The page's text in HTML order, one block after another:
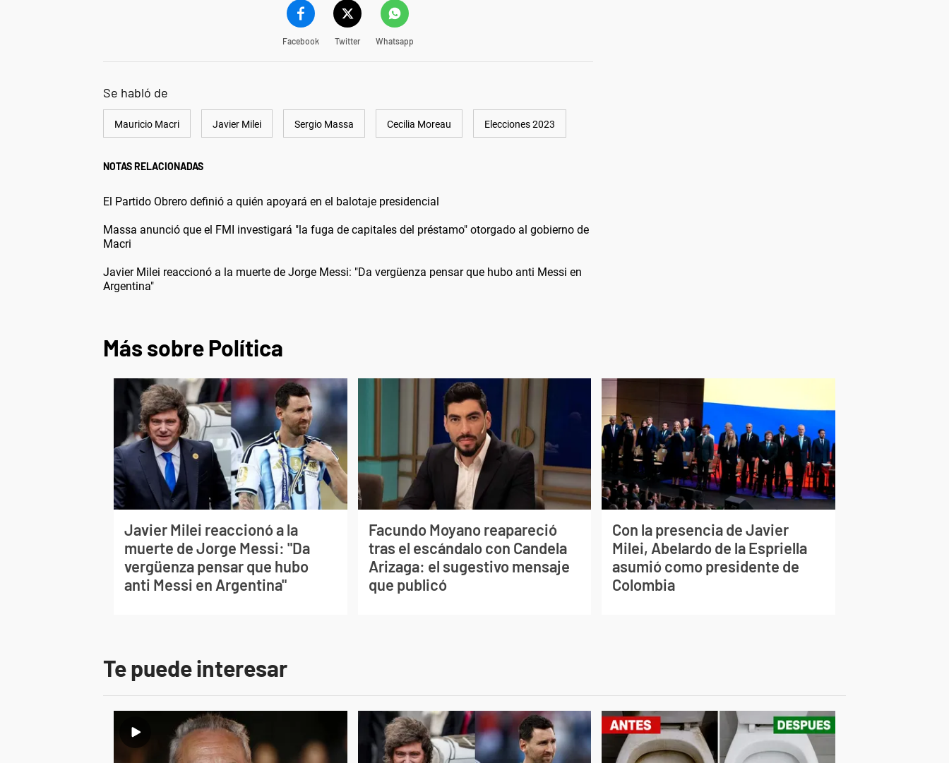
Facebook Twitter Whatsapp
Se habló de
Mauricio Macri Javier Milei Sergio Massa Cecilia Moreau Elecciones 2023
NOTAS RELACIONADAS
El Partido Obrero definió a quién apoyará en el balotaje presidencial
Massa anunció que el FMI investigará "la fuga de capitales del préstamo" otorgado al gobierno de
Macri
Javier Milei reaccionó a la muerte de Jorge Messi: "Da vergüenza pensar que hubo anti Messi en
Argentina"
Más sobre Política
Javier Milei reaccionó a la
muerte de Jorge Messi: "Da
vergüenza pensar que hubo
anti Messi en Argentina"
Facundo Moyano reapareció
tras el escándalo con Candela
Arizaga: el sugestivo mensaje
que publicó
Con la presencia de Javier
Milei, Abelardo de la Espriella
asumió como presidente de
Colombia
Te puede interesar